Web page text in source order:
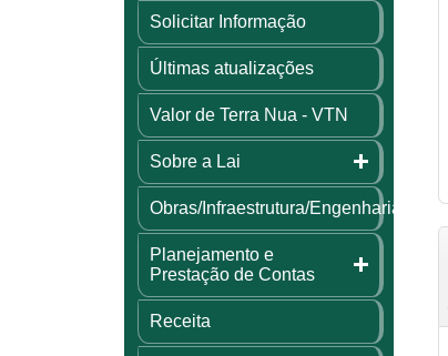
Solicitar Informação
Últimas atualizações
Valor de Terra Nua - VTN
Sobre a Lai
Obras/Infraestrutura/Engenharia
Planejamento e
Prestação de Contas
Receita